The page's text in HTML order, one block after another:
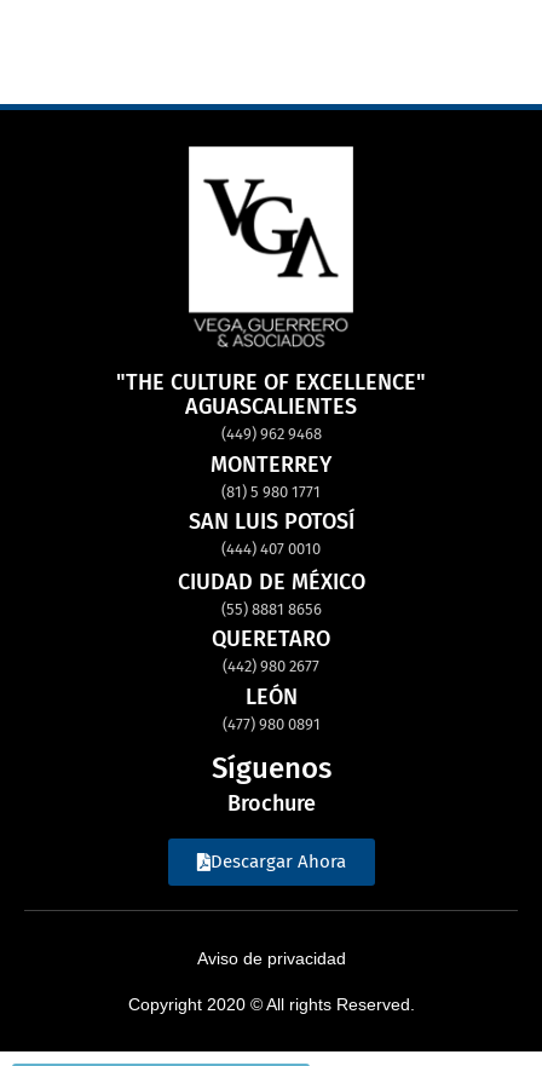
"THE CULTURE OF EXCELLENCE"
AGUASCALIENTES
(449) 962 9468
MONTERREY
(81) 5 980 1771
SAN LUIS POTOSÍ
(444) 407 0010
CIUDAD DE MÉXICO
(55) 8881 8656
QUERETARO
(442) 980 2677
LEÓN
(477) 980 0891
Síguenos
Brochure
Descargar Ahora
Aviso de privacidad
Copyright 2020 © All rights Reserved.